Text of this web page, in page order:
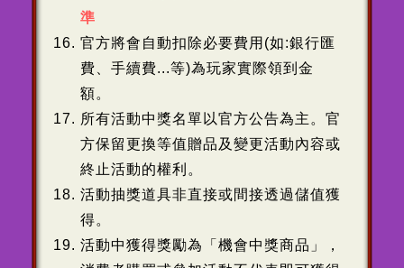
準
官方將會自動扣除必要費用(如:銀行匯
費、手續費...等)為玩家實際領到金
額。
所有活動中獎名單以官方公告為主。官
方保留更換等值贈品及變更活動內容或
終止活動的權利。
活動抽獎道具非直接或間接透過儲值獲
得。
活動中獲得獎勵為「機會中獎商品」，